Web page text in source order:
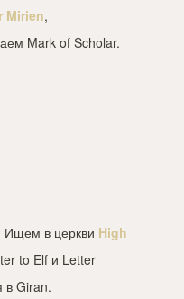
Mirien,
Mark of Scholar.
Ищем в церкви High
to Elf и Letter
в Giran.